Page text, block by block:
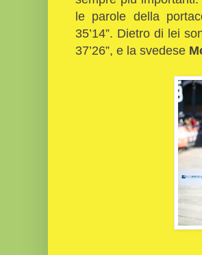
le parole della
35’14”. Dietro di lei
37’26”, e la svedese